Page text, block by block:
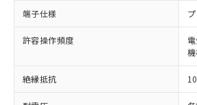
端子仕様
許容操作頻度
絶縁抵抗
本サービスは、当社制御
商品の当社在庫状況およ
(税抜)を提供させていた
当社制御機器事業取扱商
本サービスの対象外とな
調査・確認中：EU RoHS指令
非含有の対応状況を調査中ま
商品です。
非該当品：ライセンス料など
害物質有無と関係のない商品
仕入先様の事情により、非含
いたものが、含有品と判明し
「○」：最大均質材料含有率
基準値以下であることを示し
「×」：最大均質材料含有率
基準値を超えていることを示
当社は、これら貴社製品